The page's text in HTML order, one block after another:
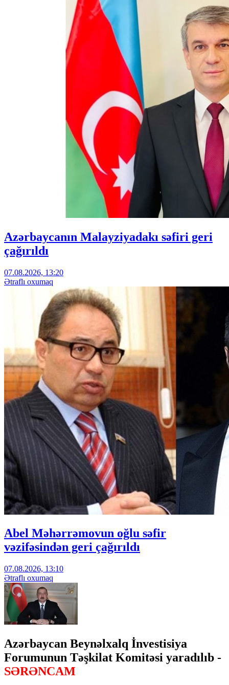
Azərbaycanın Malayziyadakı səfiri geri
çağırıldı
07.08.2026, 13:20
Ətraflı oxumaq
Abel Məhərrəmovun oğlu səfir
vəzifəsindən geri çağırıldı
07.08.2026, 13:10
Ətraflı oxumaq
Azərbaycan Beynəlxalq İnvestisiya
Forumunun Təşkilat Komitəsi yaradılıb -
SƏRƏNCAM